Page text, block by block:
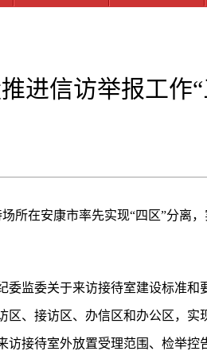
进信访举报工作
所在安康市率先实现“四区”分离
委监委关于来访接待室建设标准和
、接访区、办信区和办公区，实
接待室外放置受理范围、检举控